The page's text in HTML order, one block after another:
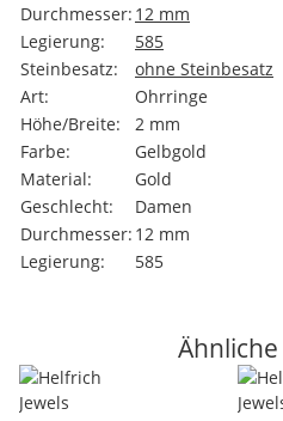
Durchmesser: 12 mm
Legierung:
585
Steinbesatz:
ohne Steinbesatz
Art:
Ohrringe
Höhe/Breite:
2 mm
Farbe:
Gelbgold
Material:
Gold
Geschlecht:
Damen
Durchmesser: 12 mm
Legierung:
585